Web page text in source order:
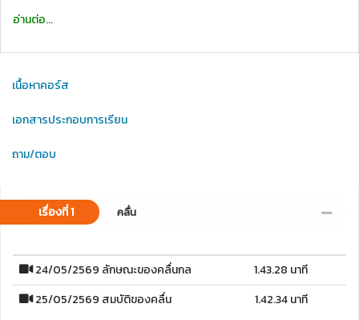
อ่านต่อ...
เนื้อหาคอร์ส
เอกสารประกอบการเรียน
ถาม/ตอบ
เรื่องที่ 1 คลื่น
24/05/2569 ลักษณะของคลื่นกล
1.43.28 นาที
25/05/2569 สมบัติของคลื่น
1.42.34 นาที